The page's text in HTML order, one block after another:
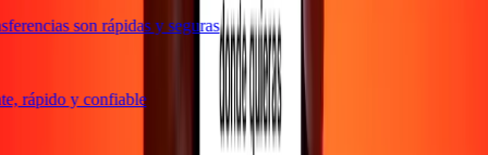
son rápidas y seguras
rápido y confiable